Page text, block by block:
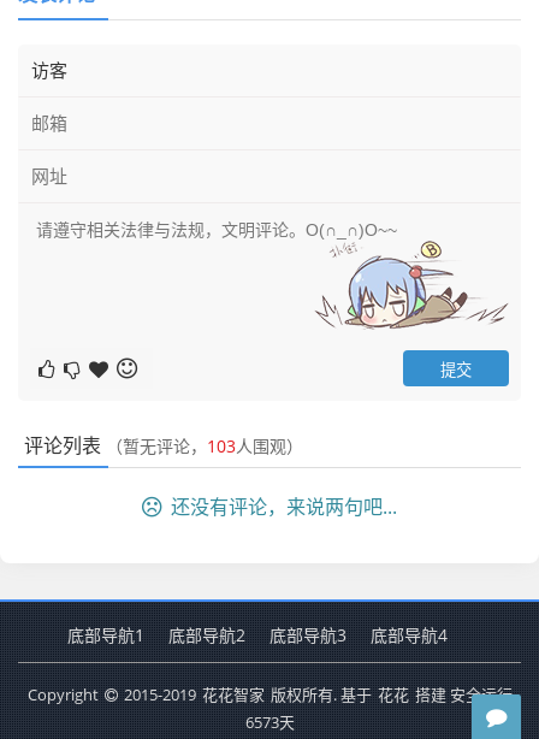
评论列表 （暂无评论， 103人围观）
还没有评论，来说两句吧...
底部导航1 底部导航2 底部导航3 底部导航4
Copyright 2015-2019 花花智家 版权所有. 基于 花花 搭建 安全运行
6573天